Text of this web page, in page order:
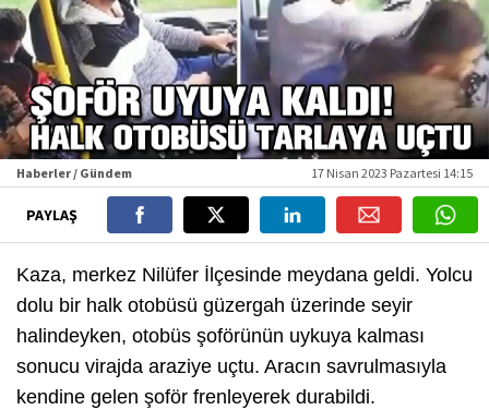
Haberler / Gündem 17 Nisan 2023 Pazartesi 14:15
PAYLAŞ
Kaza, merkez Nilüfer İlçesinde meydana geldi. Yolcu
dolu bir halk otobüsü güzergah üzerinde seyir
halindeyken, otobüs şoförünün uykuya kalması
sonucu virajda araziye uçtu. Aracın savrulmasıyla
kendine gelen şoför frenleyerek durabildi.